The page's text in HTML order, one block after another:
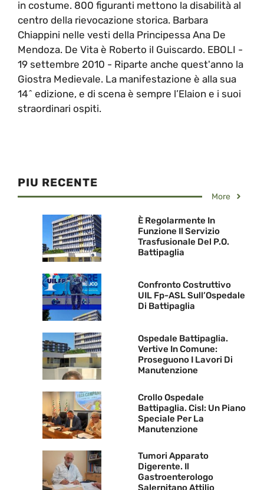
in costume. 800 figuranti mettono la disabilità al
centro della rievocazione storica. Barbara
Chiappini nelle vesti della Principessa Ana De
Mendoza. De Vita è Roberto il Guiscardo. EBOLI -
19 settembre 2010 - Riparte anche quest'anno la
Giostra Medievale. La manifestazione è alla sua
14^ edizione, e di scena è sempre l’Elaion e i suoi
straordinari ospiti.
PIU RECENTE
More
È Regolarmente In
Funzione Il Servizio
Trasfusionale Del P.O.
Battipaglia
Confronto Costruttivo
UIL Fp-ASL Sull’Ospedale
Di Battipaglia
Ospedale Battipaglia.
Vertive In Comune:
Proseguono I Lavori Di
Manutenzione
Crollo Ospedale
Battipaglia. Cisl: Un Piano
Speciale Per La
Manutenzione
Tumori Apparato
Digerente. Il
Gastroenterologo
Salernitano Attilio